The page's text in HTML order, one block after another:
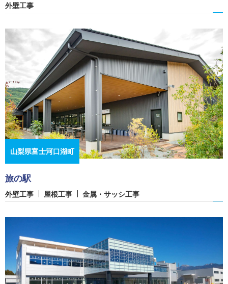
外壁工事
山梨県富士河口湖町
旅の駅
外壁工事 屋根工事 金属・サッシ工事